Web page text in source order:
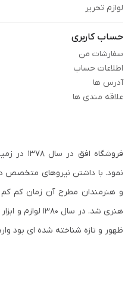
لوازم تحریر
حساب کاربری
سفارشات من
اطلاعات حساب
آدرس ها
علاقه مندی ها
فروشگاه
نمود. با داشتن نیروهای متخصص
و هنرمندان مطرح آن زمان کم
هنری شد. در سال
ظهور و تازه شناخته شده ای بود